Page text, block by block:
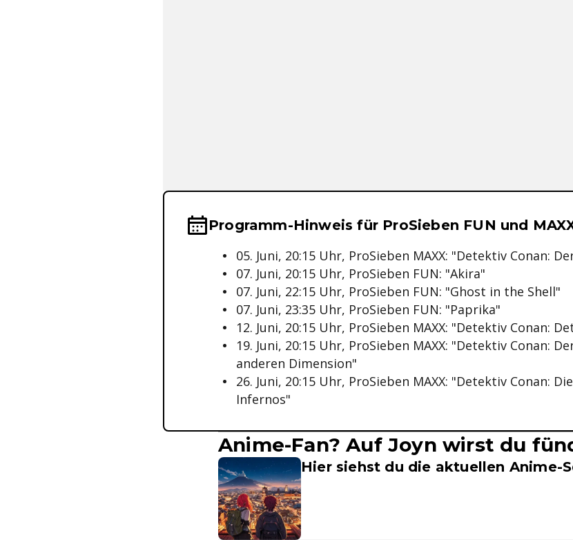
Wichtige Hinweise & Informationen zum Inhalt
Programm-Hinweis für ProSieben FUN und
05. Juni, 20:15 Uhr, ProSieben MAXX: "Detektiv Conan:
07. Juni, 20:15 Uhr, ProSieben FUN: "Akira"
07. Juni, 22:15 Uhr, ProSieben FUN: "Ghost in the Shell"
07. Juni, 23:35 Uhr, ProSieben FUN: "Paprika"
12. Juni, 20:15 Uhr, ProSieben MAXX: "Detektiv Conan:
19. Juni, 20:15 Uhr, ProSieben MAXX: "Detektiv Conan:
anderen Dimension"
26. Juni, 20:15 Uhr, ProSieben MAXX: "Detektiv Conan:
Infernos"
Anime-Fan? Auf Joyn wirst du
Hier siehst du die aktuellen Anime-